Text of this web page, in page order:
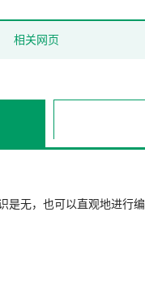
相关网页
是无，也可以直观地进行编